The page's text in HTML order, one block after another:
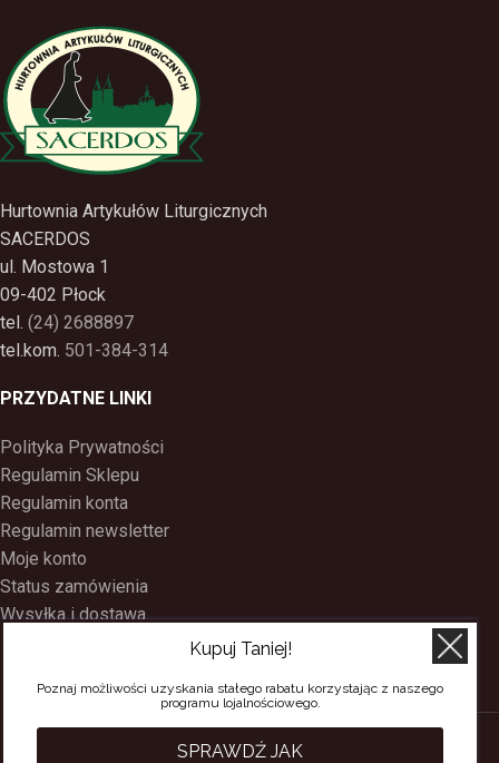
Hurtownia Artykułów Liturgicznych
SACERDOS
ul. Mostowa 1
09-402 Płock
tel. (24) 2688897
tel.kom. 501-384-314
PRZYDATNE LINKI
Polityka Prywatności
Regulamin Sklepu
Regulamin konta
Regulamin newsletter
Moje konto
Status zamówienia
Wysyłka i dostawa
Program Lojalnościowy
SACERDOSCREATED BYBEEON TOP. PREMIUM WEB & E-COMMERCE
SOLUTIONS.
Kupuj Taniej!
Poznaj możliwości uzyskania stałego rabatu korzystając z naszego
programu lojalnościowego.
SPRAWDŹ JAK